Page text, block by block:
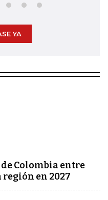
YA
Colombia entre
región en 2027